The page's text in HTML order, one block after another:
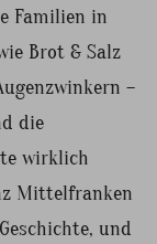
Familien in
Brot & Salz
–
die
wirklich
Mittelfranken
und